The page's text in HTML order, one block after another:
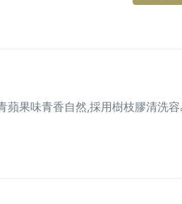
蘋果味青香自然,採用樹枝膠清洗